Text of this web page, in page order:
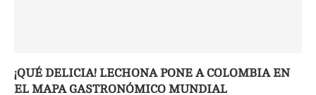
¡QUÉ DELICIA! LECHONA PONE A COLOMBIA EN
EL MAPA GASTRONÓMICO MUNDIAL